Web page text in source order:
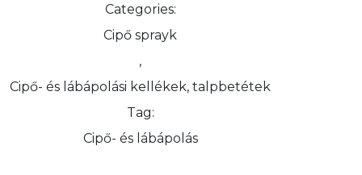
Categories:
Cipő sprayk
,
Cipő- és lábápolási kellékek, talpbetétek
Tag:
Cipő- és lábápolás